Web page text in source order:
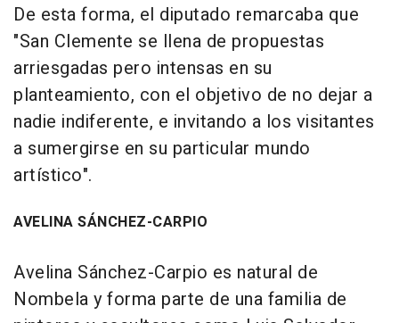
De esta forma, el diputado remarcaba que
"San Clemente se llena de propuestas
arriesgadas pero intensas en su
planteamiento, con el objetivo de no dejar a
nadie indiferente, e invitando a los visitantes
a sumergirse en su particular mundo
artístico".
AVELINA SÁNCHEZ-CARPIO
Avelina Sánchez-Carpio es natural de
Nombela y forma parte de una familia de